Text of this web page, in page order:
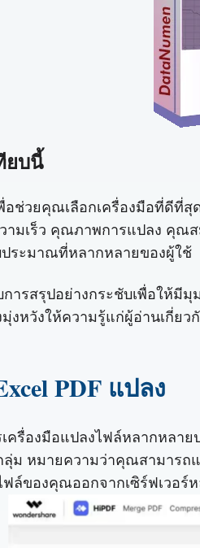
ยบนี้
อช่วยคุณเลือกเครื่องมือที่ดีที่
ามเร็ว คุณภาพการแปลง คุณ
ระมาณที่หลากหลายของผู้ใช้
ารสรุปอย่างกระชับเพื่อให้
งหวังให้ความรู้แก่ผู้อ่านเกี่
PDF แปลง
รื่องมือแปลงไฟล์หลากหลา
ม หมายความว่าคุณสามารถ
ล์ของคุณออกจากเซิร์ฟเวอร์